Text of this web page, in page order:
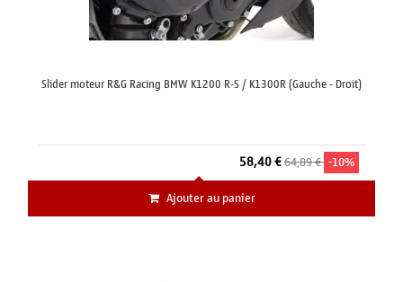
Slider moteur R&G Racing BMW K1200 R-S / K1300R (Gauche - Droit)
58,40 €64,89 € -10%
Ajouter au panier